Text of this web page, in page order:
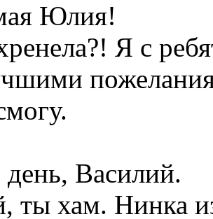
Юлия!
Я с
Василий.
ты хам. Нинка